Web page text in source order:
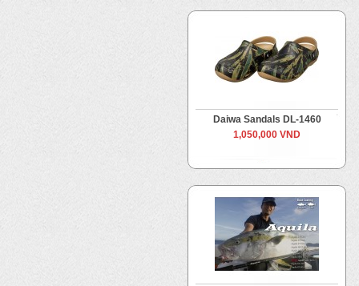
Daiwa Sandals DL-1460
1,050,000 VND